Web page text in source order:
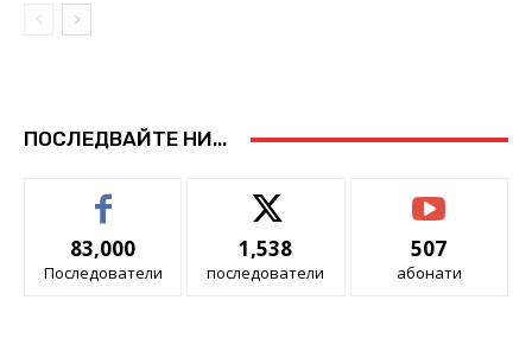
ПОСЛЕДВАЙТЕ НИ...
83,000
Последователи
1,538
последователи
507
абонати